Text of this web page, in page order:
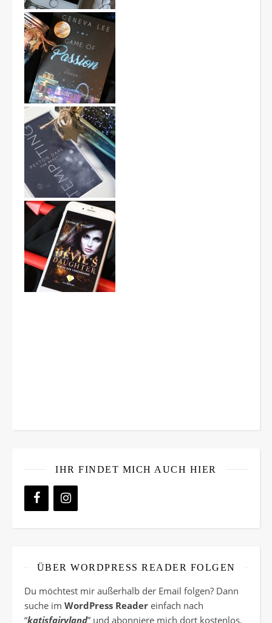
IHR FINDET MICH AUCH HIER
ÜBER WORDPRESS READER FOLGEN
Du möchtest mir außerhalb der Email folgen? Dann
suche im WordPress Reader einfach nach
“katisfairyland” und abonniere mich dort kostenlos.